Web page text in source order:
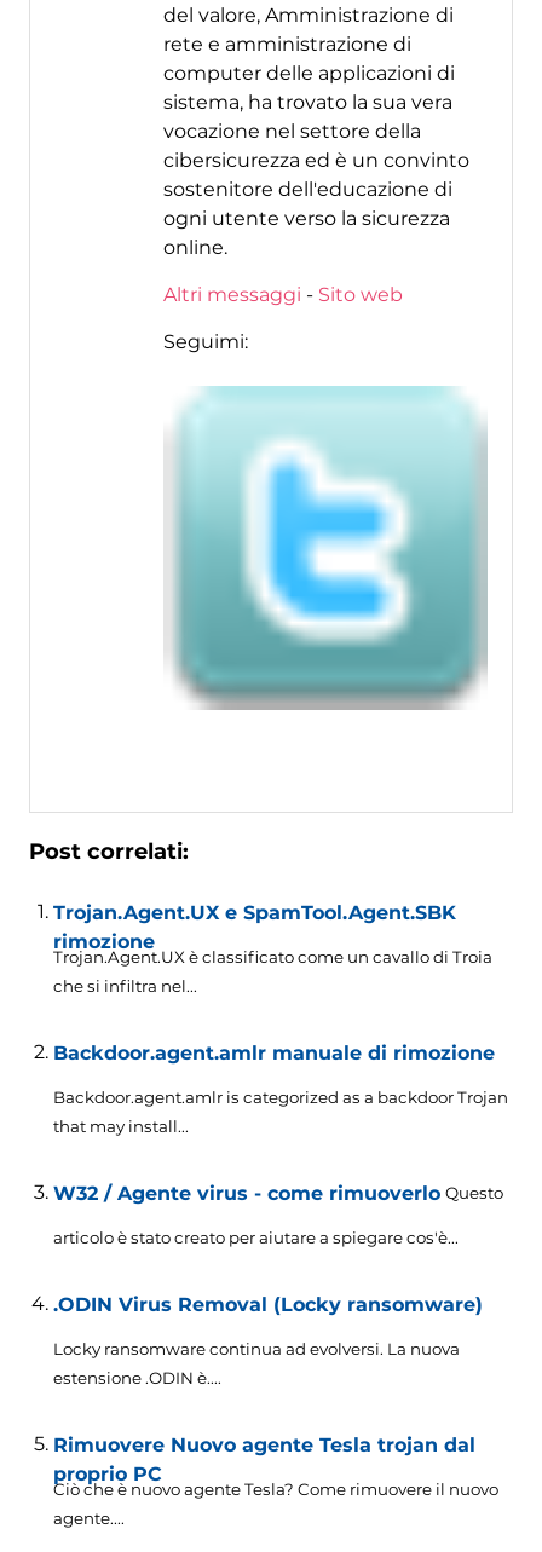
del valore, Amministrazione di
rete e amministrazione di
computer delle applicazioni di
sistema, ha trovato la sua vera
vocazione nel settore della
cibersicurezza ed è un convinto
sostenitore dell'educazione di
ogni utente verso la sicurezza
online.
Altri messaggi - Sito web
Seguimi:
Post correlati:
Trojan.Agent.UX e SpamTool.Agent.SBK
rimozione
Trojan.Agent.UX è classificato come un cavallo di Troia
che si infiltra nel...
Backdoor.agent.amlr manuale di rimozione
Backdoor.agent.amlr is categorized as a backdoor Trojan
that may install...
W32 / Agente virus - come rimuoverlo Questo
articolo è stato creato per aiutare a spiegare cos'è...
.ODIN Virus Removal (Locky ransomware)
Locky ransomware continua ad evolversi. La nuova
estensione .ODIN è....
Rimuovere Nuovo agente Tesla trojan dal
proprio PC
Ciò che è nuovo agente Tesla? Come rimuovere il nuovo
agente....